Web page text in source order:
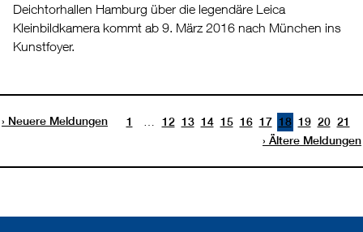
Deichtorhallen Hamburg über die legendäre Leica
Kleinbildkamera kommt ab 9. März 2016 nach München ins
Kunstfoyer.
Neuere Meldungen 1 12 13 14 15 16 17 18 19 20 21
Ältere Meldungen